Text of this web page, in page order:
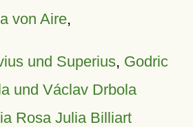
von Aire,
und Superius, Godric
und Václav Drbola
Rosa Julia Billiart